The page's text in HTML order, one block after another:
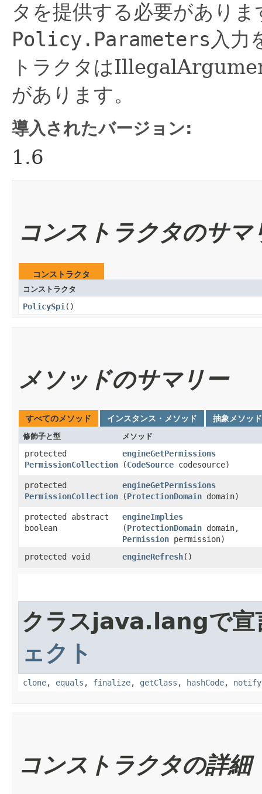
タを提供する必要がありま
Policy.Parameters 入力
トラクタは
があります。
導入されたバージョン:
1.6
コンストラクタのサマ
コンストラクタ
コンストラクタ
PolicySpi ()
メソッドのサマリー
すべてのメソッド インスタンス・メソッド 抽象メソッド
修飾子と型 メソッド
protected
PermissionCollection
engineGetPermissions
(CodeSource codesource)
protected
PermissionCollection
engineGetPermissions
(ProtectionDomain domain)
protected abstract
boolean
engineImplies
(ProtectionDomain domain,
Permission permission)
protected void
engineRefresh()
クラスjava.langで宣
ェクト
clone, equals , finalize, getClass , hashCode, notify
コンストラクタの詳細